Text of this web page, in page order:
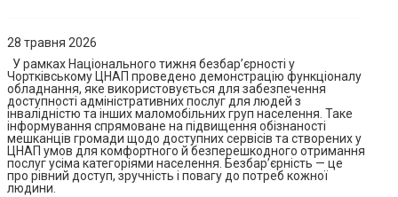
28 травня 2026
У рамках Національного тижня безбар’єрності у
Чортківському ЦНАП проведено демонстрацію функціоналу
обладнання, яке використовується для забезпечення
доступності адміністративних послуг для людей з
інвалідністю та інших маломобільних груп населення. Таке
інформування спрямоване на підвищення обізнаності
мешканців громади щодо доступних сервісів та створених у
ЦНАП умов для комфортного й безперешкодного отримання
послуг усіма категоріями населення. Безбар’єрність — це
про рівний доступ, зручність і повагу до потреб кожної
людини.